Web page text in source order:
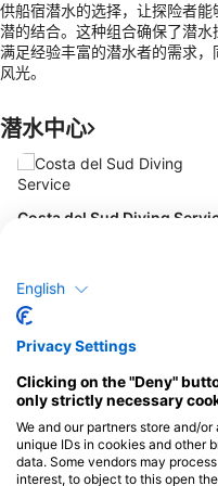
供船宿潜水的选择，让探险者
潜的结合。这种组合确保了潜
满足经验丰富的潜水者的需求
风光。
潜水中心
Costa del Sud Diving
MARLINTREMITI ASD
VIA A. VESPUCCI, 71040
Via Aldo Moro 67/10,
Monopoli, BA - 意大利
English
Privacy Settings
Clicking on the "Deny"
only strictly necessary
We and our partners store and/
unique IDs in cookies and other
data. Some vendors may
interest, to object to this open